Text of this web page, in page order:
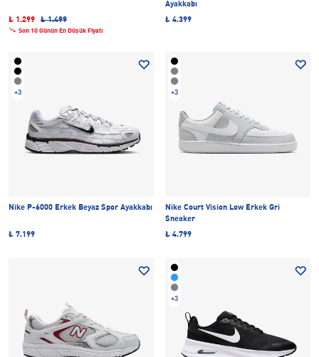
₺ 1.299 ₺ 1.499
Son 10 Günün En Düşük Fiyatı
Ayakkabı
₺ 4.399
+3
Nike P-6000 Erkek Beyaz Spor Ayakkabı
₺ 7.199
+3
Nike Court Vision Low Erkek Gri
Sneaker
₺ 4.799
+3